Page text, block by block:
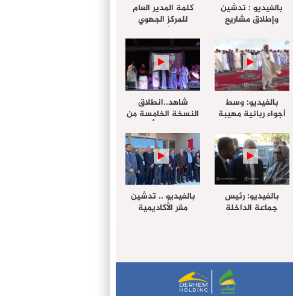
بالفيديو : تدشين
وإطلاق مشاريع
لعيد العرش
كلمة المدير العام
للمركز الجهوي
للإستثمار خلال
أشغال لإجتماع
التقييمي للجنة
الجهوية الموحد
لإستثمار بجهة
الداخلة…
بالفيديو: وسط
أجواء ربانية مهيبة
علي خليل ” يؤدي
صلاة عيد الفطر مع
جموع المصلين
شاهد..انطلاق
النسخة الخامسة من
مهرجان “الأمداح
النبوية” المنظم من
طرف مجلس جهة
الداخلة وادي الذهب
بالفيديو: رئيس
جماعة الداخلة
الراغب حرمة الله
الامريكية
بالفيديو .. تدشين
مقر الأكاديمية